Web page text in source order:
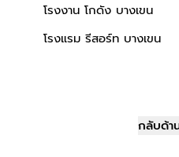
โรงงาน โกดัง บางเขน
โรงแรม รีสอร์ท บางเขน
กลับด้า